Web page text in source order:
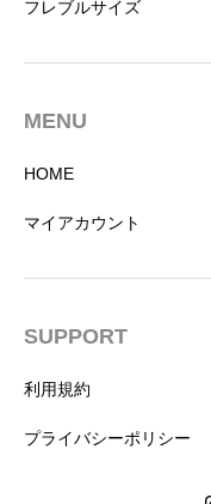
フレブルサイズ
MENU
HOME
マイアカウント
SUPPORT
利用規約
プライバシーポリシー